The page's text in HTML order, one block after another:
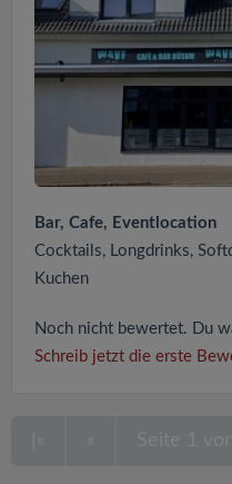
Bar, Cafe, Eventlocation
Cocktails, Longdrinks,
Kuchen
Noch nicht bewertet. Du
Schreib jetzt die erste